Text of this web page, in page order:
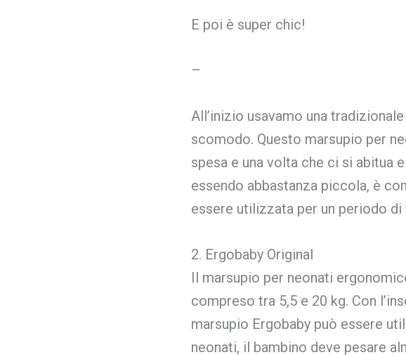
E poi è super chic!
–
All’inizio usavamo una
scomodo. Questo marsupio per
spesa e una volta che ci si abitua
essendo abbastanza piccola, è
essere utilizzata per un periodo di
2. Ergobaby Original
Il marsupio per neonati
compreso tra 5,5 e 20 kg. Con
marsupio Ergobaby può essere
neonati, il bambino deve pesare